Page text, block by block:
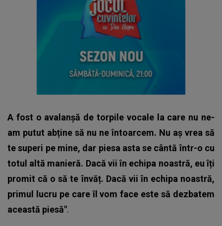
A fost o avalanșă de torpile vocale la care nu ne-
am putut abține să nu ne întoarcem. Nu aș vrea să
te superi pe mine, dar piesa asta se cântă într-o cu
totul altă manieră. Dacă vii în echipa noastră, eu îți
promit că o să te învăț. Dacă vii în echipa noastră,
primul lucru pe care îl vom face este să dezbatem
această piesă".